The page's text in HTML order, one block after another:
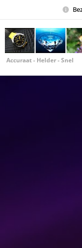
Accuraat - Helder - Snel